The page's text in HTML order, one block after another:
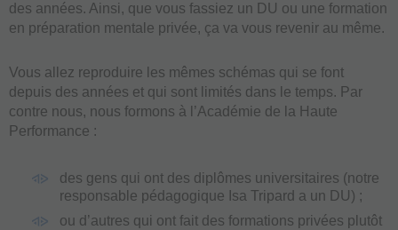
des années. Ainsi, que vous fassiez un DU ou une formation
en préparation mentale privée, ça va vous revenir au même.
Vous allez reproduire les mêmes schémas qui se font
depuis des années et qui sont limités dans le temps. Par
contre nous, nous formons à l’Académie de la Haute
Performance :
des gens qui ont des diplômes universitaires (notre
responsable pédagogique Isa Tripard a un DU) ;
ou d’autres qui ont fait des formations privées plutôt